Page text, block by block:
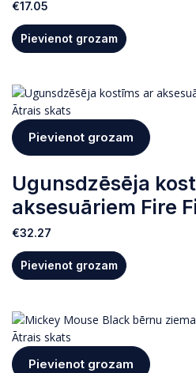
€17.05
Pievienot grozam
Ātrais skats
Pievienot grozam
Ugunsdzēsēja
aksesuāriem Fire
€32.27
Pievienot grozam
Ātrais skats
Pievienot grozam